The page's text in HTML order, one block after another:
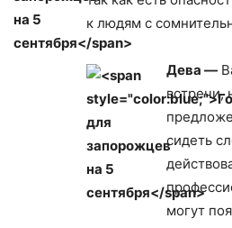
к людям с
Дева —
встречи,
сидеть
могут